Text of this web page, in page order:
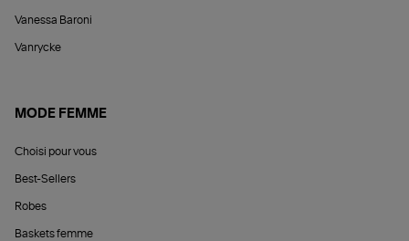
Vanessa Baroni
Vanrycke
MODE FEMME
Choisi pour vous
Best-Sellers
Robes
Baskets femme